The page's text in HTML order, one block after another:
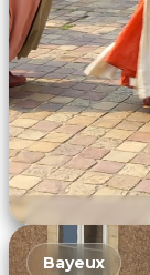
Bayeux